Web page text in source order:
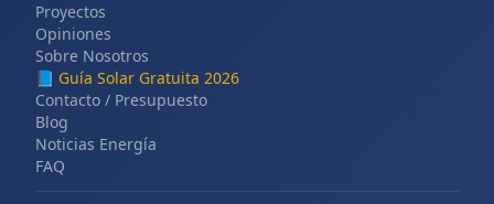
Proyectos
Opiniones
Sobre Nosotros
📘 Guía Solar Gratuita 2026
Contacto / Presupuesto
Blog
Noticias Energía
FAQ